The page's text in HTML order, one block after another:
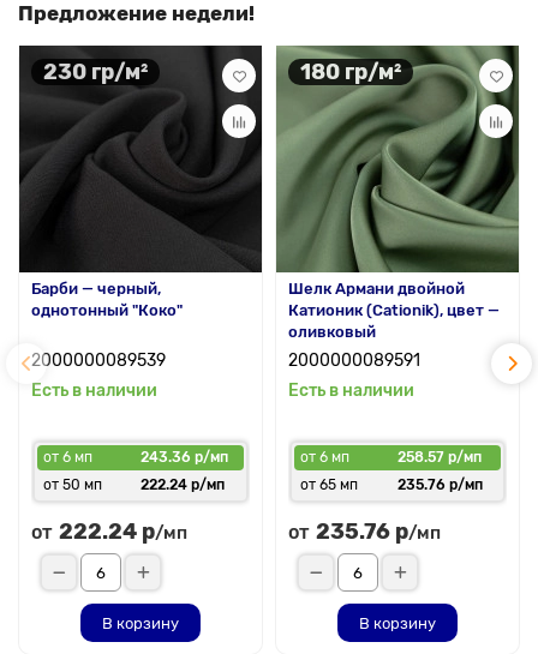
Предложение недели!
230 гр/м²
Барби — черный,
однотонный "Коко"
2000000089539
Есть в наличии
от 6 мп
243.36 р/мп
от 50 мп
222.24 р/мп
от 222.24 р/мп
В корзину
180 гр/м²
Шелк Армани двойной
Катионик (Cationik), цвет —
оливковый
2000000089591
Есть в наличии
от 6 мп
258.57 р/мп
от 65 мп
235.76 р/мп
от 235.76 р/мп
В корзину